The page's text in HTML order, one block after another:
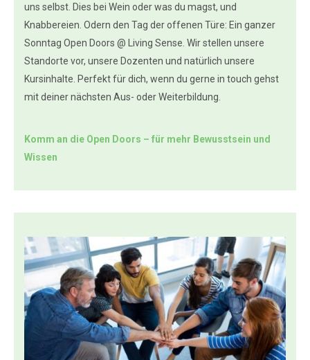
uns selbst. Dies bei Wein oder was du magst, und
Knabbereien. Odern den Tag der offenen Türe: Ein ganzer
Sonntag Open Doors @ Living Sense. Wir stellen unsere
Standorte vor, unsere Dozenten und natürlich unsere
Kursinhalte. Perfekt für dich, wenn du gerne in touch gehst
mit deiner nächsten Aus- oder Weiterbildung.
Komm an die Open Doors – für mehr Bewusstsein und
Wissen